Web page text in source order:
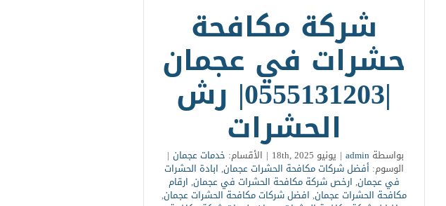
شركة مكافحة
حشرات في عجمان
|0555131203| رش
الحشرات
بواسطة admin
| يونيو 18th, 2025 | الأقسام: خدمات عجمان |
الوسوم: أفضل شركات مكافحة الحشرات عجمان, ابادة الحشرات
في عجمان, ارخص شركة مكافحة الحشرات في عجمان, ارقام
مكافحة الحشرات عجمان, افضل شركات مكافحة الحشرات عجمان,